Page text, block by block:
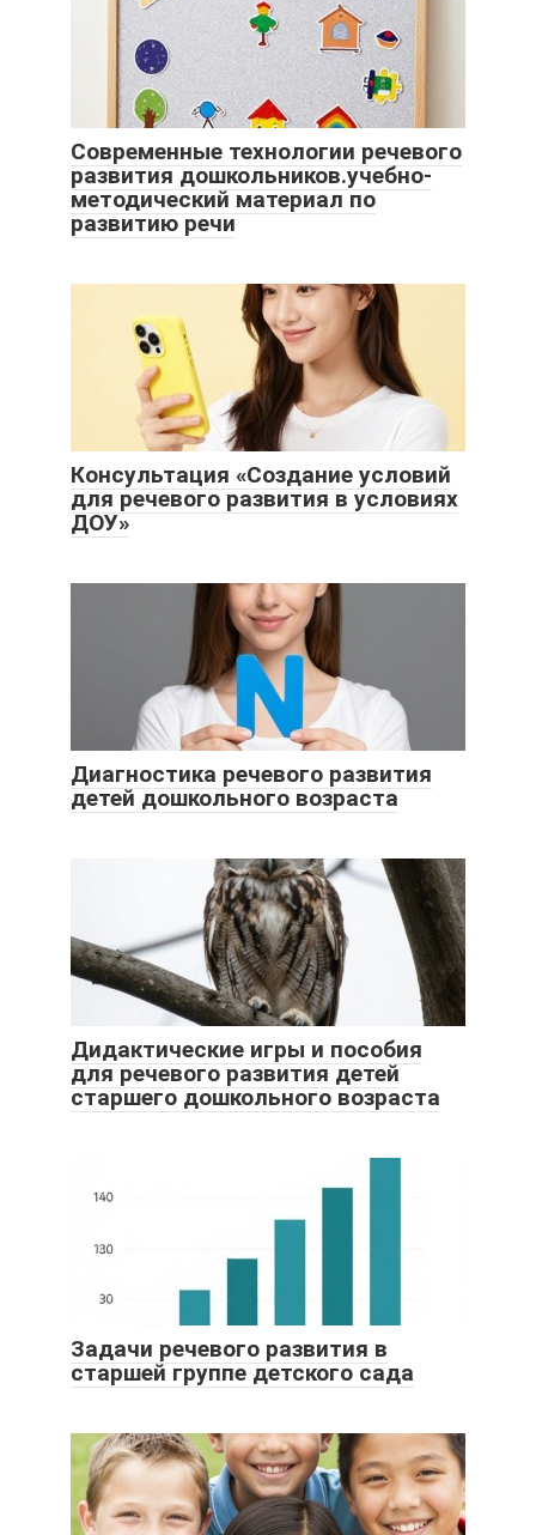
Современные технологии речевого
развития дошкольников.учебно-
методический материал по
развитию речи
Консультация «Создание условий
для речевого развития в условиях
ДОУ»
Диагностика речевого развития
детей дошкольного возраста
Дидактические игры и пособия
для речевого развития детей
старшего дошкольного возраста
Задачи речевого развития в
старшей группе детского сада